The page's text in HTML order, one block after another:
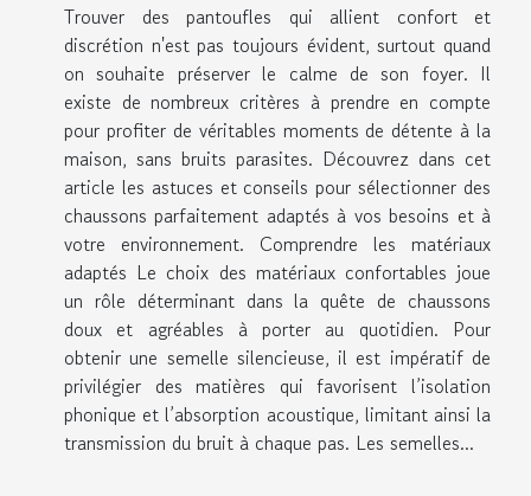
Trouver des pantoufles qui allient confort et
discrétion n'est pas toujours évident, surtout quand
on souhaite préserver le calme de son foyer. Il
existe de nombreux critères à prendre en compte
pour profiter de véritables moments de détente à la
maison, sans bruits parasites. Découvrez dans cet
article les astuces et conseils pour sélectionner des
chaussons parfaitement adaptés à vos besoins et à
votre environnement. Comprendre les matériaux
adaptés Le choix des matériaux confortables joue
un rôle déterminant dans la quête de chaussons
doux et agréables à porter au quotidien. Pour
obtenir une semelle silencieuse, il est impératif de
privilégier des matières qui favorisent l’isolation
phonique et l’absorption acoustique, limitant ainsi la
transmission du bruit à chaque pas. Les semelles...